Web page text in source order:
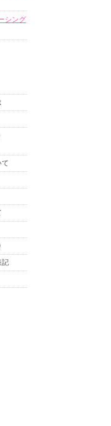
シング
記